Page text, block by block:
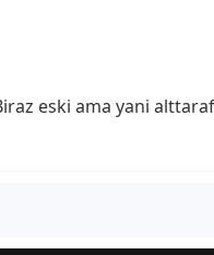
eski ama yani